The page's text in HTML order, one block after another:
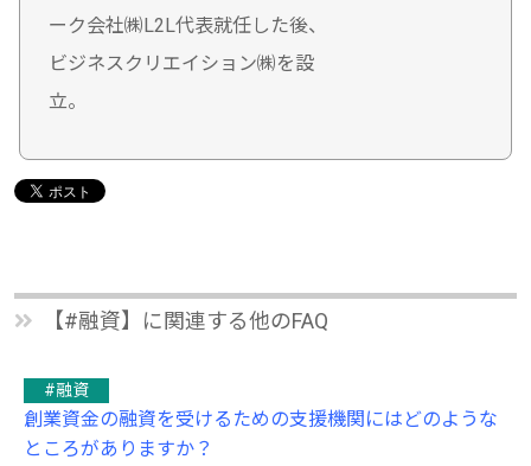
ーク会社㈱L2L代表就任した後、
ビジネスクリエイション㈱を設
立。
【#融資】に関連する他のFAQ
#融資
創業資金の融資を受けるための支援機関にはどのような
ところがありますか？